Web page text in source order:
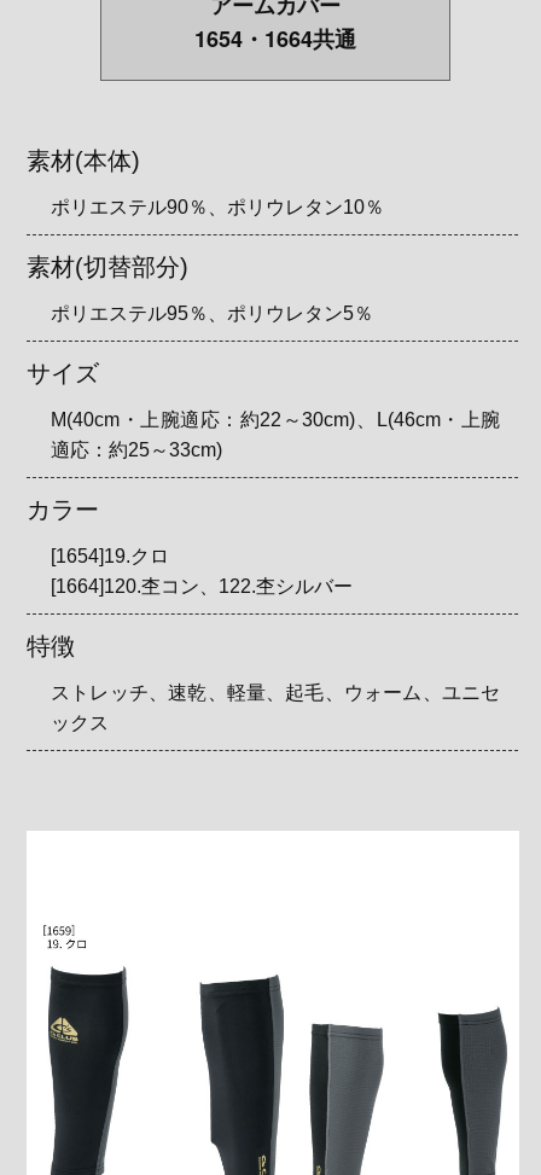
1654・1664共通
素材(本体)
ポリエステル90％、ポリウレタン10％
素材(切替部分)
ポリエステル95％、ポリウレタン5％
サイズ
M(40cm・上腕適応：約22～30cm)、L(46cm・上腕
適応：約25～33cm)
カラー
[1654]19.クロ
[1664]120.杢コン、122.杢シルバー
特徴
ストレッチ、速乾、軽量、起毛、ウォーム、ユニセ
ックス